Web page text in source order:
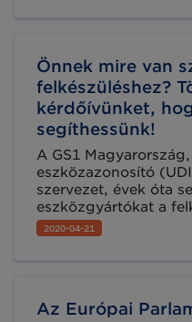
Önnek mire van
felkészüléshez?
kérdőívünket,
segíthessünk!
A GS1
eszközazonosító
szervezet, évek óta
eszközgyártókat a
gyakorlatot ebben a
időszakban is
2020-04-21
Az Európai